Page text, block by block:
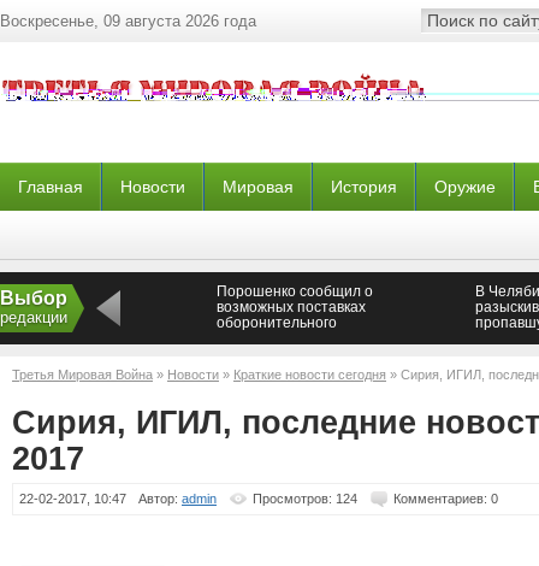
Воскресенье, 09 августа 2026 года
Главная Новости Мировая История Оружие
Выбор
редакции
Порошенко сообщил о
возможных поставках
оборонительного
В
Третья Мировая Война » Новости » Краткие новости сегодня » Сирия, ИГИЛ,
Сирия, ИГИЛ, последние
2017
22-02-2017, 10:47 Автор: admin Просмотров: 124 Комментариев: 0